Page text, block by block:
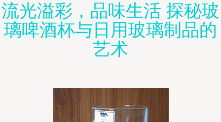
流光溢彩，品味生活 探秘玻
璃啤酒杯与日用玻璃制品的
艺术